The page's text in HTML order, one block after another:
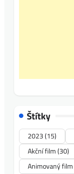
Štítky
2023(15)
Akční film(30)
Animovaný film